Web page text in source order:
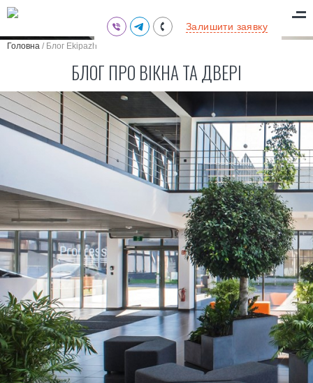
(095) 711-77-47
(097) 773-73-71
Залишити заявку
Головна / Блог Ekipazh
БЛОГ ПРО ВІКНА ТА ДВЕРІ